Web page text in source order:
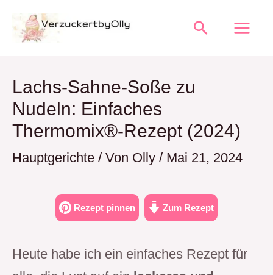
Inhalt
Suchen
Lachs-Sahne-Soße zu
Nudeln: Einfaches
Thermomix®-Rezept (2024)
Hauptgerichte / Von Olly / Mai 21, 2024
Rezept pinnen Zum Rezept
Heute habe ich ein einfaches Rezept für